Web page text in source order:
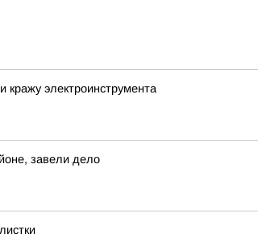
кражу электроинструмента
завели дело